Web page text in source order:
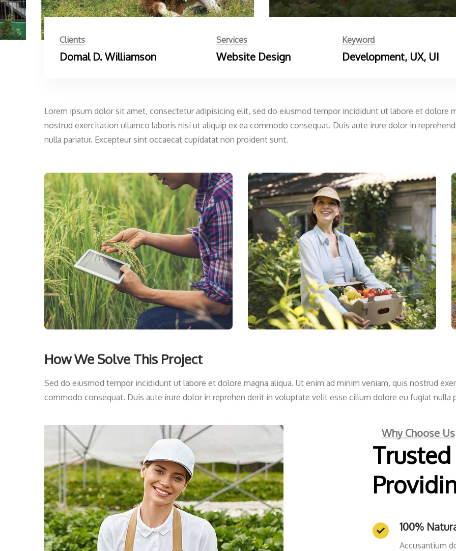
Clients
Domal D. Williamson
Services
Website Design
Keyword
Development, UX, UI
Lorem ipsum dolor sit amet, consectetur adipisicing elit, sed do eiusmod tempor incididunt ut labore et dolore
nostrud exercitation ullamco laboris nisi ut aliquip ex ea commodo consequat. Duis aute irure dolor in
nulla pariatur. Excepteur sint occaecat cupidatat non proident sunt.
How We Solve This Project
Sed do eiusmod tempor incididunt ut labore et dolore magna aliqua. Ut enim ad minim veniam, quis nostrud
commodo consequat. Duis aute irure dolor in reprehen derit in voluptate velit esse cillum dolore eu fugiat nulla
Why Choose Us
100%
Accusantium